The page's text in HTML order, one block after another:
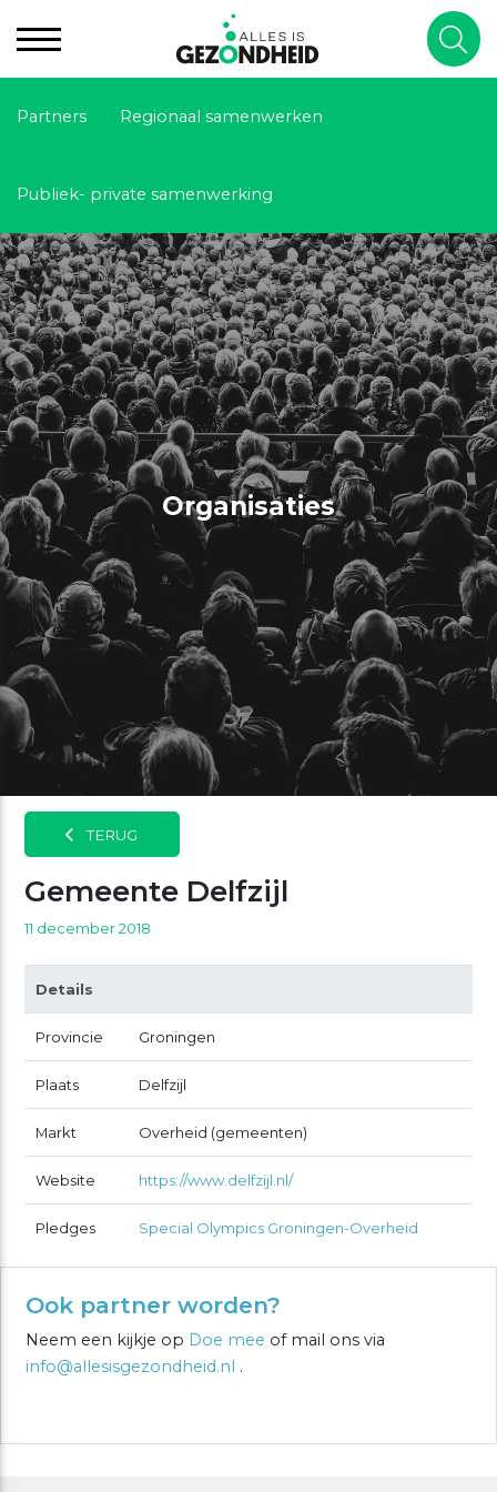
Partners Regionaal samenwerken
Publiek- private samenwerking
Organisaties
TERUG
Gemeente Delfzijl
11 december 2018
Details
Provincie Groningen
Plaats Delfzijl
Markt Overheid (gemeenten)
Website https://www.delfzijl.nl/
Pledges Special Olympics Groningen-Overheid
Ook partner worden?
Neem een kijkje op Doe mee of mail ons via
info@allesisgezondheid.nl .